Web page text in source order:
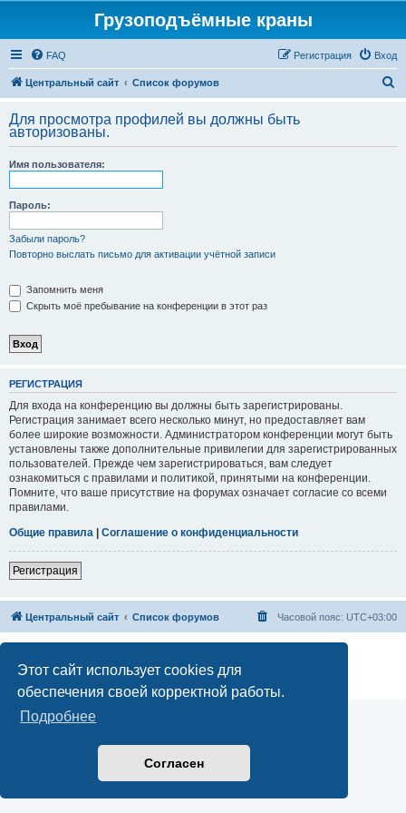
Этот сайт использует cookies для
обеспечения своей корректной работы.
Подробнее
Согласен
Грузоподъёмные краны
FAQ Вход
Регистрация
Центральный сайт Список форумов
с
Для просмотра профилей вы должны быть
авторизованы.
Имя пользователя:
Пароль:
Забыли пароль?
Повторно выслать письмо для активации учётной записи
Запомнить меня
Скрыть моё пребывание на конференции в этот раз
РЕГИСТРАЦИЯ
Для входа на конференцию вы должны быть зарегистрированы.
Регистрация занимает всего несколько минут, но предоставляет вам
более широкие возможности. Администратором конференции могут быть
установлены также дополнительные привилегии для зарегистрированных
пользователей. Прежде чем зарегистрироваться, вам следует
ознакомиться с правилами и политикой, принятыми на конференции.
Помните, что ваше присутствие на форумах означает согласие со всеми
правилами.
Общие правила | Соглашение о конфиденциальности
Регистрация
Центральный сайт Список форумов Часовой пояс: UTC+03:00
Русская поддержка phpBB